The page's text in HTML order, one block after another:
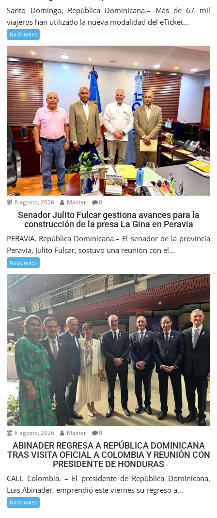
Santo Domingo, República Dominicana.– Más de 67 mil
viajeros han utilizado la nueva modalidad del eTicket...
Nacionales
8 agosto, 2026 Master 0
Senador Julito Fulcar gestiona avances para la
construcción de la presa La Gina en Peravia
PERAVIA, República Dominicana.– El senador de la provincia
Peravia, Julito Fulcar, sostuvo una reunión con el...
Nacionales
8 agosto, 2026 Master 0
ABINADER REGRESA A REPÚBLICA DOMINICANA
TRAS VISITA OFICIAL A COLOMBIA Y REUNIÓN CON
PRESIDENTE DE HONDURAS
CALI, Colombia. – El presidente de República Dominicana,
Luis Abinader, emprendió este viernes su regreso a...
Nacionales